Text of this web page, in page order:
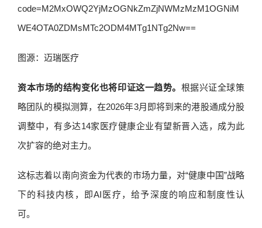
图源：迈瑞医疗
资本市场的结构变化也将印证这一趋势。 根据兴证全球策
略团队的模拟测算，在2026年3月即将到来的港股通成分股
调整中，有多达14家医疗健康企业有望新晋入选，成为此
次扩容的绝对主力。
这标志着以南向资金为代表的市场力量，对“健康中国”战略
下的科技内核，即AI医疗，给予深度的响应和制度性认
可。